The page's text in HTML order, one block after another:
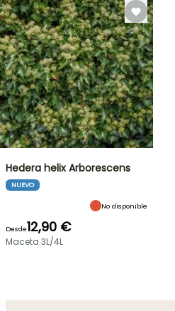
Hedera helix Arborescens
NUEVO
No disponible
Desde12,90 €
Maceta 3L/4L